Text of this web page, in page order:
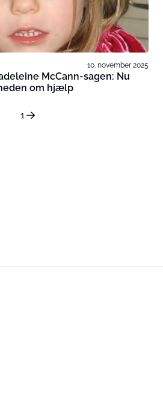
10. november 2025
McCann-sagen: Nu
om hjælp
1